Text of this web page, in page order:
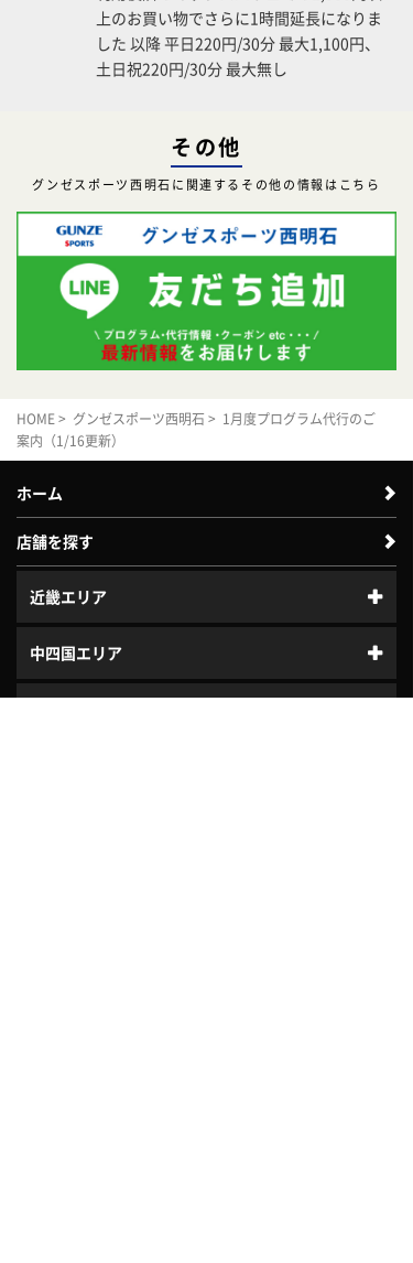
上のお買い物でさらに1時間延長になりま
した 以降 平日220円/30分 最大1,100円、
土日祝220円/30分 最大無し
その他
グンゼスポーツ西明石に関連するその他の情報はこちら
HOME> グンゼスポーツ西明石> 1月度プログラム代行のご
案内（1/16更新）
ホーム
店舗を探す
近畿エリア
中四国エリア